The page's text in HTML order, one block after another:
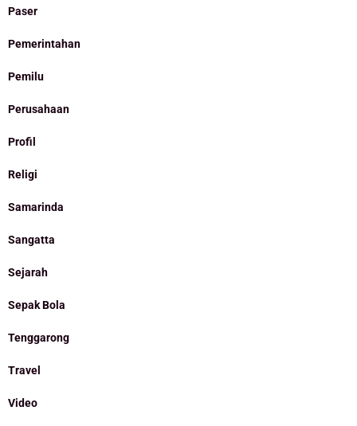
Paser
Pemerintahan
Pemilu
Perusahaan
Profil
Religi
Samarinda
Sangatta
Sejarah
Sepak Bola
Tenggarong
Travel
Video